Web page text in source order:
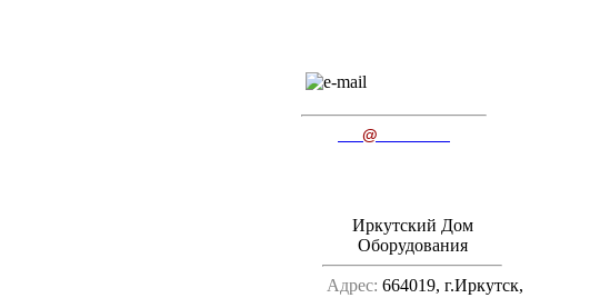
@
Иркутский Дом
Оборудования
Адрес: 664019, г.Иркутск,